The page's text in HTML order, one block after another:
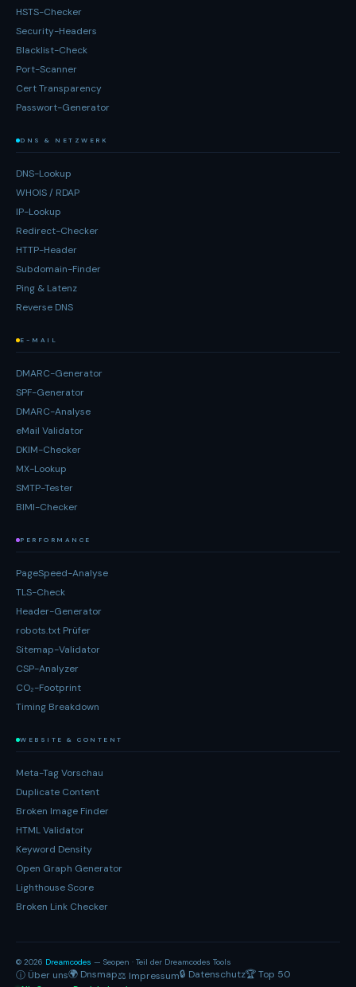
HSTS-Checker
Security-Headers
Blacklist-Check
Port-Scanner
Cert Transparency
Passwort-Generator
DNS & NETZWERK
DNS-Lookup
WHOIS / RDAP
IP-Lookup
Redirect-Checker
HTTP-Header
Subdomain-Finder
Ping & Latenz
Reverse DNS
E-MAIL
DMARC-Generator
SPF-Generator
DMARC-Analyse
eMail Validator
DKIM-Checker
MX-Lookup
SMTP-Tester
BIMI-Checker
PERFORMANCE
PageSpeed-Analyse
TLS-Check
Header-Generator
robots.txt Prüfer
Sitemap-Validator
CSP-Analyzer
CO₂-Footprint
Timing Breakdown
WEBSITE & CONTENT
Meta-Tag Vorschau
Duplicate Content
Broken Image Finder
HTML Validator
Keyword Density
Open Graph Generator
Lighthouse Score
Broken Link Checker
© 2026 Dreamcodes — Seopen · Teil der Dreamcodes Tools
ⓘ Über uns🌍 Dnsmap⚖ Impressum🔒 Datenschutz🏆 Top 50